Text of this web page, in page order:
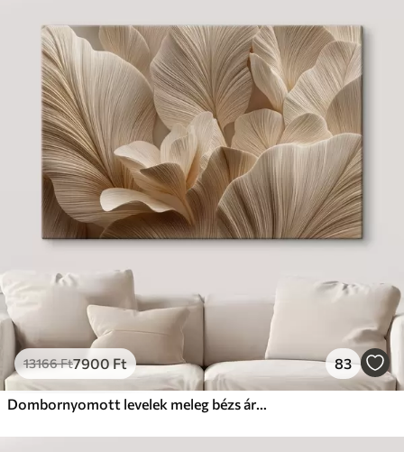
13166Ft7900 Ft 83
Dombornyomott levelek meleg bézs árnyalatokban